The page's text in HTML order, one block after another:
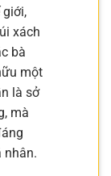
giới,
xách
bà
một
là sở
mà
nhân.